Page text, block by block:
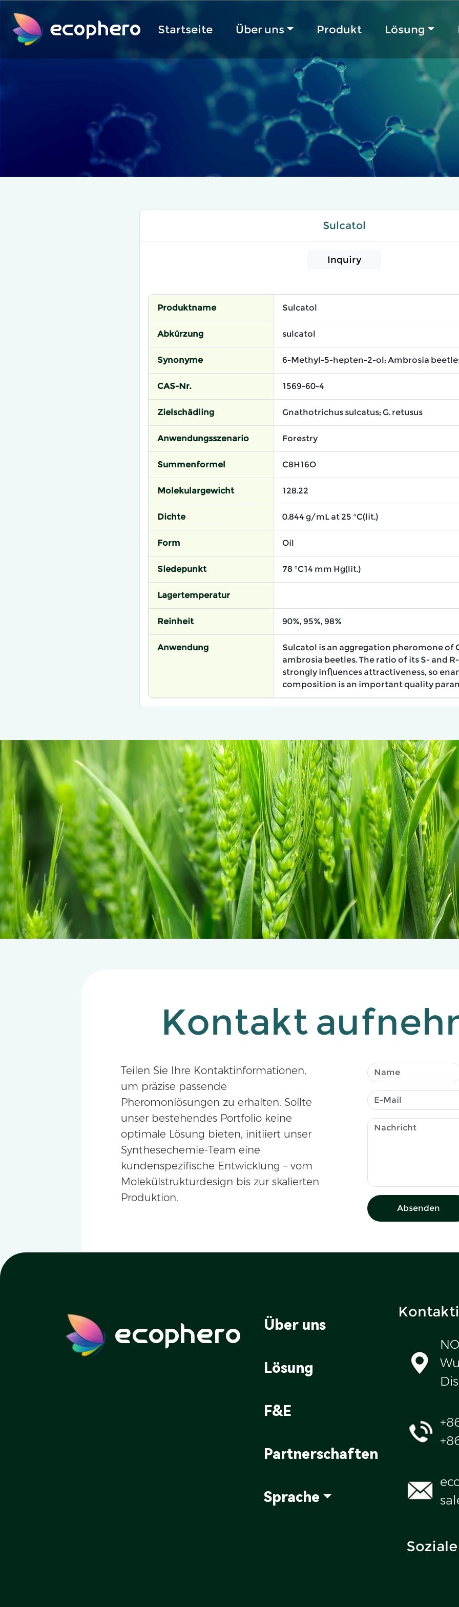
ecophero Startseite Über uns Produkt Lösung
Sulcatol
Inquiry
Produktname Sulcatol
Abkürzung sulcatol
Synonyme 6-Methyl-5-hepten-2-ol; Ambrosia
CAS-Nr. 1569-60-4
Zielschädling Gnathotrichus sulcatus; G. retusus
Anwendungsszenario Forestry
Summenformel C8H16O
Molekulargewicht 128.22
Dichte 0.844 g/mL at 25 °C(lit.)
Form Oil
Siedepunkt 78 °C14 mm Hg(lit.)
Lagertemperatur
Reinheit 90%, 95%, 98%
Anwendung
Sulcatol is an aggregation pheromone of
ambrosia beetles. The ratio of its S- and
strongly influences attractiveness, so
composition is an important quality
Kontakt
Teilen Sie Ihre Kontaktinformationen,
um präzise passende
Pheromonlösungen zu erhalten. Sollte
unser bestehendes Portfolio keine
optimale Lösung bieten, initiiert unser
Synthesechemie-Team eine
kundenspezifische Entwicklung – vom
Molekülstrukturdesign bis zur skalierten
Produktion.
Absenden
ecophero Über uns
Lösung
F&E
Partnerschaften
Sprache